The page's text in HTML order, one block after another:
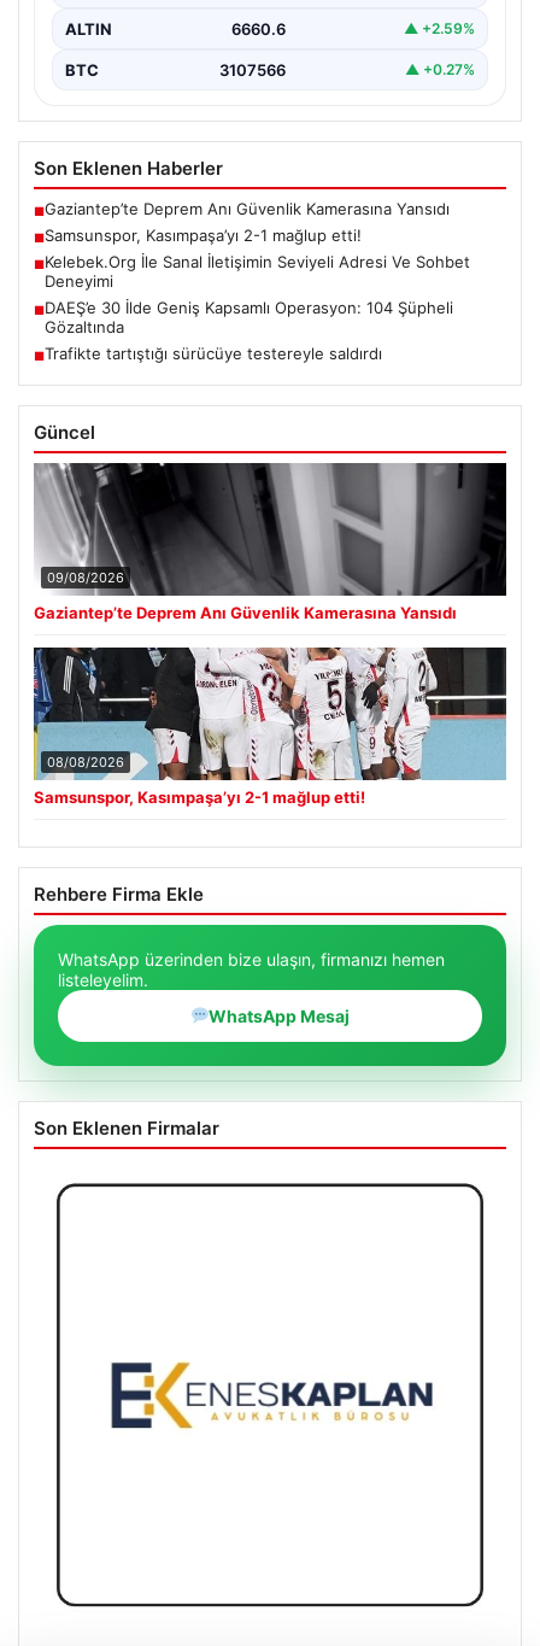
ALTIN 6660.6 ▲ +2.59%
BTC 3107566 ▲ +0.27%
Son Eklenen Haberler
■Gaziantep’te Deprem Anı Güvenlik Kamerasına Yansıdı
■Samsunspor, Kasımpaşa’yı 2-1 mağlup etti!
■Kelebek.Org İle Sanal İletişimin Seviyeli Adresi Ve Sohbet
Deneyimi
■DAEŞ’e 30 İlde Geniş Kapsamlı Operasyon: 104 Şüpheli
Gözaltında
■Trafikte tartıştığı sürücüye testereyle saldırdı
Güncel
09/08/2026
Gaziantep’te Deprem Anı Güvenlik Kamerasına Yansıdı
08/08/2026
Samsunspor, Kasımpaşa’yı 2-1 mağlup etti!
Rehbere Firma Ekle
WhatsApp üzerinden bize ulaşın, firmanızı hemen
listeleyelim.
WhatsApp Mesaj
Son Eklenen Firmalar